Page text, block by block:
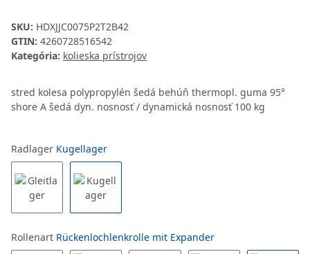
SKU: HDXJJC0075P2T2B42
GTIN: 4260728516542
Kategória: kolieska prístrojov
stred kolesa polypropylén šedá behúň thermopl. guma 95°
shore A šedá dyn. nosnosť / dynamická nosnosť 100 kg
Radlager Kugellager
Rollenart Rückenlochlenkrolle mit Expander